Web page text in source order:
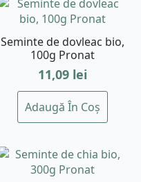
Seminte de dovleac bio,
100g Pronat
11,09 lei
Adaugă În Coș